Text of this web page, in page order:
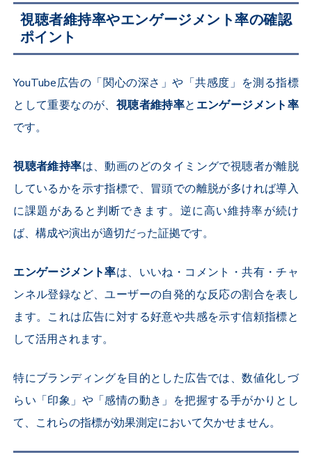
視聴者維持率やエンゲージメント率の確認
ポイント
YouTube広告の「関心の深さ」や「共感度」を測る指標
として重要なのが、 視聴者維持率と エンゲージメント率
です。
視聴者維持率は、動画のどのタイミングで視聴者が離脱
しているかを示す指標で、冒頭での離脱が多ければ導入
に課題があると判断できます。逆に高い維持率が続け
ば、構成や演出が適切だった証拠です。
エンゲージメント率は、いいね・コメント・共有・チャ
ンネル登録など、ユーザーの自発的な反応の割合を表し
ます。これは広告に対する好意や共感を示す信頼指標と
して活用されます。
特にブランディングを目的とした広告では、数値化しづ
らい「印象」や「感情の動き」を把握する手がかりとし
て、これらの指標が効果測定において欠かせません。